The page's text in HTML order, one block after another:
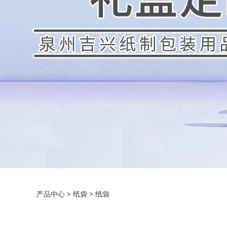
纸袋
产品中心 > 纸袋 > 纸袋